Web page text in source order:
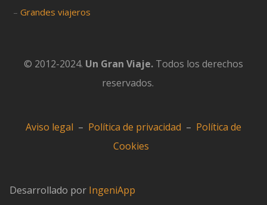
–Grandes viajeros
© 2012-2024. Un Gran Viaje. Todos los derechos
reservados.
Aviso legal – Política de privacidad – Política de
Cookies
Desarrollado por IngeniApp